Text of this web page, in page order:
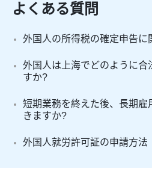
よくある質問
外国人の所得税の確定申告に
外国人は上海でどのように合
すか?
短期業務を終えた後、長期雇
きますか?
外国人就労許可証の申請方法